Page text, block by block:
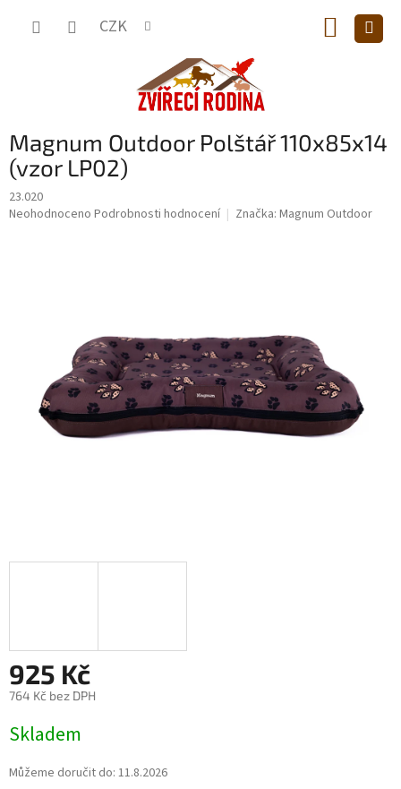
CZK
KOŠÍK
Magnum Outdoor Polštář 110x85x14
(vzor LP02)
23.020
Průměrné
Neohodnoceno Podrobnosti hodnocení Značka: Magnum Outdoor
925 Kč
764 Kč bez DPH
cena:
Skladem
Můžeme doručit do: 11.8.2026